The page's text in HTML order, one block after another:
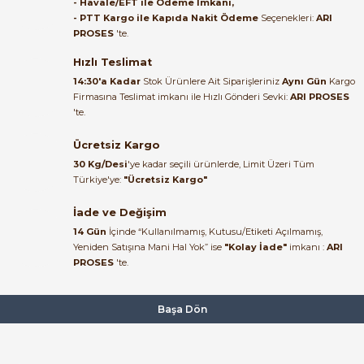
bundan mehmet bey ilgi ve
alakası için teşekkür ederim
22/06/2026
Kemal Toktaş | 20/06/2026
problemsiz geçti.
Kemal Toktaş | 20/06/2026
tedirgindim ama saticinin
943,72 TL
Viko 4VTB-3C63 Trifaze 3x63A 4,5kA C Tipi Otomatik Sigorta
1.407,00 TL
474,86 TL
Viko 4VTB-1B20 Monofaze 1x20A 4,5kA B Tipi Otomatik Sigorta
Tükendi
VİKO
- Havale/EFT ile Ödeme İmkanı,
- PTT Kargo ile Kapıda Nakit Ödeme Seçenekleri: ARI
PROSES 'te.
Hızlı Teslimat
14:30'a Kadar Stok Ürünlere Ait Siparişleriniz Aynı Gün Kargo
Firmasına Teslimat imkanı ile Hızlı Gönderi Sevki: ARI PROSES
'te.
Ücretsiz Kargo
30 Kg/Desi'ye kadar seçili ürünlerde, Limit Üzeri Tüm
Türkiye'ye: "Ücretsiz Kargo"
İade ve Değişim
14 Gün İçinde “Kullanılmamış, Kutusu/Etiketi Açılmamış,
Yeniden Satışına Mani Hal Yok” ise "Kolay İade" imkanı : ARI
PROSES 'te.
Başa Dön